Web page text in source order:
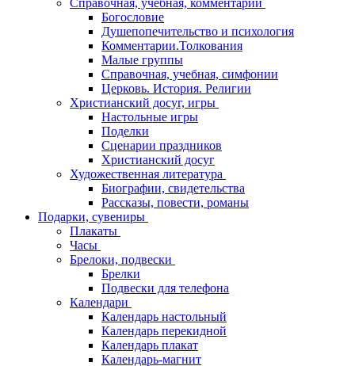
Справочная, учебная, комментарии
Богословие
Душепопечительство и психология
Комментарии.Толкования
Малые группы
Справочная, учебная, симфонии
Церковь. История. Религии
Христианский досуг, игры
Настольные игры
Поделки
Сценарии праздников
Христианский досуг
Художественная литература
Биографии, свидетельства
Рассказы, повести, романы
Подарки, сувениры
Плакаты
Часы
Брелоки, подвески
Брелки
Подвески для телефона
Календари
Календарь настольный
Календарь перекидной
Календарь плакат
Календарь-магнит